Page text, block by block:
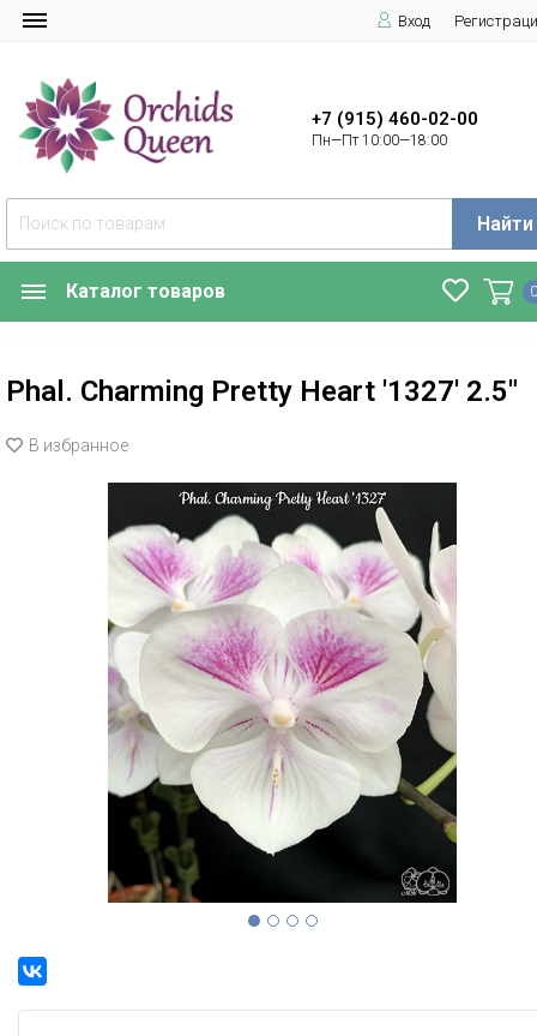
Вход
+7 (915) 460-02-00
Пн—Пт 10:00—18:00
Найти
Каталог товаров
Phal. Charming Pretty Heart '1327' 2.5"
В избранное